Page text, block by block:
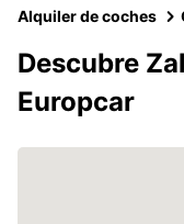
Alquiler de coches
Descubre
Europcar